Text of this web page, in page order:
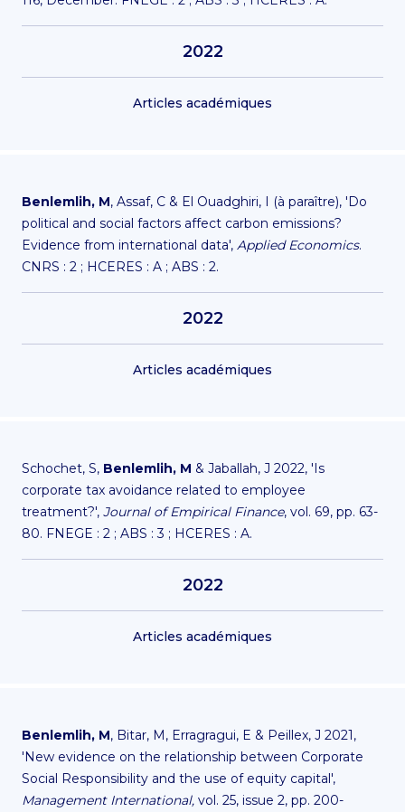
2022
Articles académiques
Benlemlih, M, Assaf, C & El Ouadghiri, I (à paraître), 'Do
political and social factors affect carbon emissions?
Evidence from international data', Applied Economics.
CNRS : 2 ; HCERES : A ; ABS : 2.
2022
Articles académiques
Schochet, S, Benlemlih, M & Jaballah, J 2022, 'Is
corporate tax avoidance related to employee
treatment?', Journal of Empirical Finance, vol. 69, pp. 63-
80. FNEGE : 2 ; ABS : 3 ; HCERES : A.
2022
Articles académiques
Benlemlih, M, Bitar, M, Erragragui, E & Peillex, J 2021,
'New evidence on the relationship between Corporate
Social Responsibility and the use of equity capital',
Management International, vol. 25, issue 2, pp. 200-